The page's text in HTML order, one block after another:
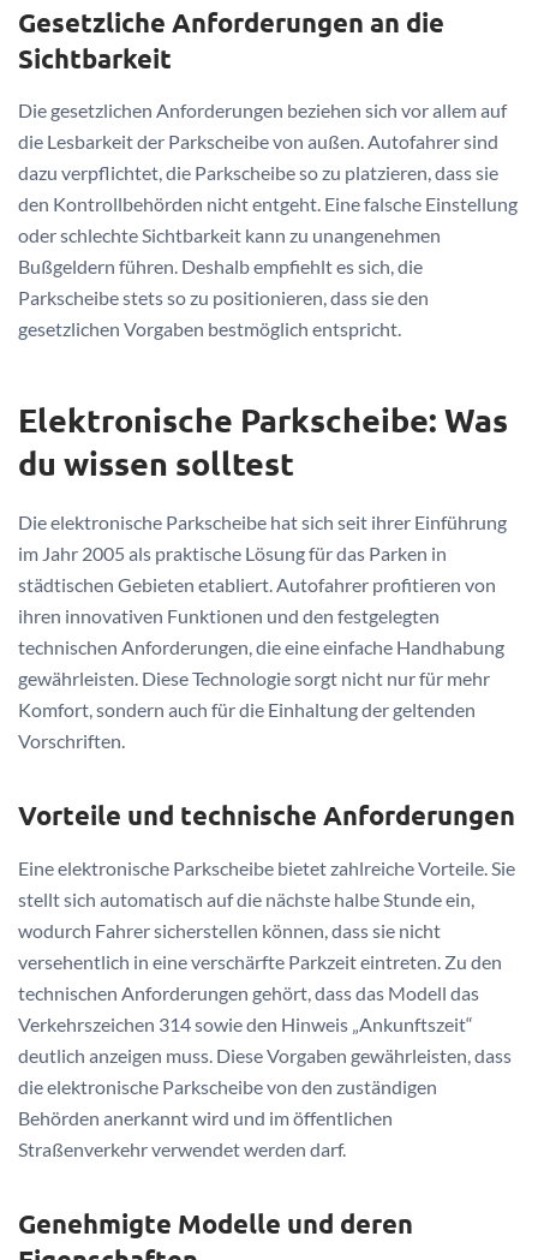
Gesetzliche Anforderungen an die
Sichtbarkeit
Die gesetzlichen Anforderungen beziehen sich vor allem auf
die Lesbarkeit der Parkscheibe von außen. Autofahrer sind
dazu verpflichtet, die Parkscheibe so zu platzieren, dass sie
den Kontrollbehörden nicht entgeht. Eine falsche Einstellung
oder schlechte Sichtbarkeit kann zu unangenehmen
Bußgeldern führen. Deshalb empfiehlt es sich, die
Parkscheibe stets so zu positionieren, dass sie den
gesetzlichen Vorgaben bestmöglich entspricht.
Elektronische Parkscheibe: Was
du wissen solltest
Die elektronische Parkscheibe hat sich seit ihrer Einführung
im Jahr 2005 als praktische Lösung für das Parken in
städtischen Gebieten etabliert. Autofahrer profitieren von
ihren innovativen Funktionen und den festgelegten
technischen Anforderungen, die eine einfache Handhabung
gewährleisten. Diese Technologie sorgt nicht nur für mehr
Komfort, sondern auch für die Einhaltung der geltenden
Vorschriften.
Vorteile und technische Anforderungen
Eine elektronische Parkscheibe bietet zahlreiche Vorteile. Sie
stellt sich automatisch auf die nächste halbe Stunde ein,
wodurch Fahrer sicherstellen können, dass sie nicht
versehentlich in eine verschärfte Parkzeit eintreten. Zu den
technischen Anforderungen gehört, dass das Modell das
Verkehrszeichen 314 sowie den Hinweis „Ankunftszeit“
deutlich anzeigen muss. Diese Vorgaben gewährleisten, dass
die elektronische Parkscheibe von den zuständigen
Behörden anerkannt wird und im öffentlichen
Straßenverkehr verwendet werden darf.
Genehmigte Modelle und deren